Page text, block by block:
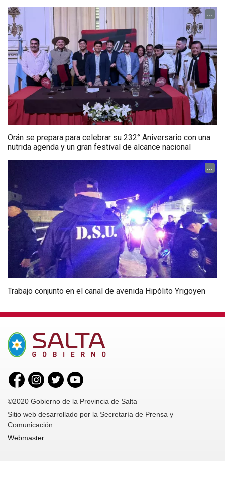
...
Orán se prepara para celebrar su 232° Aniversario con una
nutrida agenda y un gran festival de alcance nacional
...
Trabajo conjunto en el canal de avenida Hipólito Yrigoyen
©2020 Gobierno de la Provincia de Salta
Sitio web desarrollado por la Secretaría de Prensa y
Comunicación
Webmaster